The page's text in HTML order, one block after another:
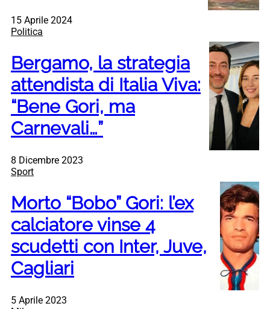
15 Aprile 2024
Politica
Bergamo, la strategia
attendista di Italia Viva:
“Bene Gori, ma
Carnevali…”
8 Dicembre 2023
Sport
Morto “Bobo” Gori: l’ex
calciatore vinse 4
scudetti con Inter, Juve,
Cagliari
5 Aprile 2023